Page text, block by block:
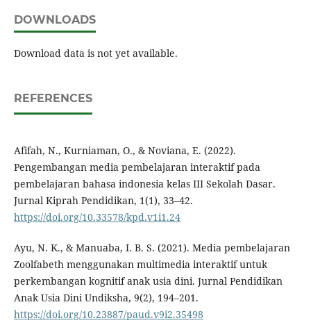
DOWNLOADS
Download data is not yet available.
REFERENCES
Afifah, N., Kurniaman, O., & Noviana, E. (2022).
Pengembangan media pembelajaran interaktif pada
pembelajaran bahasa indonesia kelas III Sekolah Dasar.
Jurnal Kiprah Pendidikan, 1(1), 33–42.
https://doi.org/10.33578/kpd.v1i1.24
Ayu, N. K., & Manuaba, I. B. S. (2021). Media pembelajaran
Zoolfabeth menggunakan multimedia interaktif untuk
perkembangan kognitif anak usia dini. Jurnal Pendidikan
Anak Usia Dini Undiksha, 9(2), 194–201.
https://doi.org/10.23887/paud.v9i2.35498